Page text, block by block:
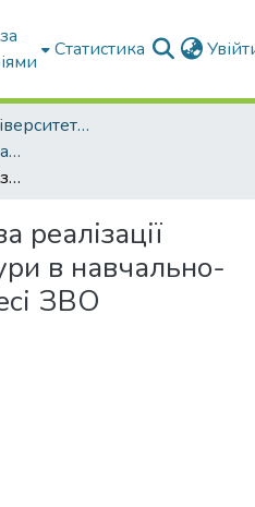
Статистика
ННІ загальноуніверситетської підготовки
кафедра Суспільно-гуманітарні науки
Законодавча база реалізації гендерної культури в навчально-виховному процесі ЗВО
реалізації
в навчально-
ЗВО